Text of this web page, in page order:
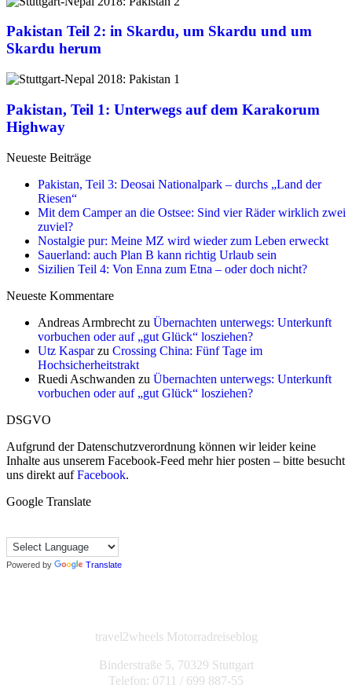
Pakistan Teil 2: in Skardu, um Skardu und um
Skardu herum
Pakistan, Teil 1: Unterwegs auf dem Karakorum
Highway
Neueste Beiträge
Pakistan, Teil 3: Deosai Nationalpark – durchs „Land der
Riesen“
Mit dem Camper an die Ostsee: Sind vier Räder wirklich zwei
zuviel?
Nostalgie pur: Meine MZ wird wieder zum Leben erweckt
Sauerland: auch Plan B kann richtig Urlaub sein
Sizilien Teil 4: Von Enna zum Etna – oder doch nicht?
Neueste Kommentare
Andreas Armbrecht zu Übernachten unterwegs: Unterkunft
vorbuchen oder auf „gut Glück“ losziehen?
Utz Kasparzu Crossing China: Fünf Tage im
Hochsicherheitstrakt
Ruedi Aschwanden zu Übernachten unterwegs: Unterkunft
vorbuchen oder auf „gut Glück“ losziehen?
DSGVO
Aufgrund der Datenschutzverordnung können wir leider keine
Inhalte aus unserem Facebook-Feed mehr hier posten – bitte besucht
uns direkt aufFacebook.
Google Translate
Powered by Translate
travel2wheels Motorradreiseblog
Binderstraße 5, 70329 Stuttgart
Telefon: 0711 / 699 887-55